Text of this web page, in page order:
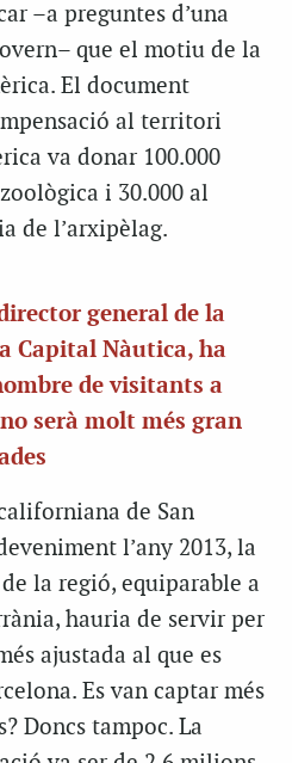
–a preguntes d’una
que el motiu de la
El document
al territori
va donar 100.000
i 30.000 al
de l’arxipèlag.
general de la
Capital Nàutica, ha
de visitants a
serà molt més gran
de San
l’any 2013, la
la regió, equiparable a
hauria de servir per
ajustada al que es
Es van captar més
Doncs tampoc. La